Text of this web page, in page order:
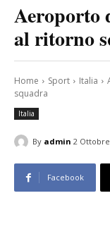
Aeroporto
al ritorno
Home Sport Italia
squadra
Italia
By admin 2 Ottobre
Facebook